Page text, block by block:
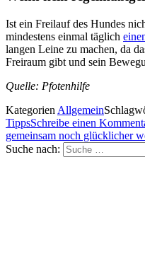
Ist ein Freilauf des Hundes
mindestens einmal täglich
langen Leine zu machen, da
Freiraum gibt und sein
Quelle: Pfotenhilfe
Kategorien Allgemein
TippsSchreibe einen
gemeinsam noch glücklicher
Suche nach: